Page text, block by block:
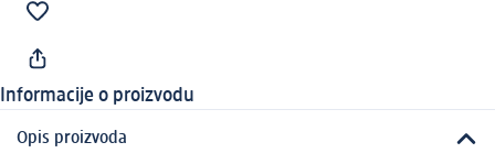
Informacije o proizvodu
Opis proizvoda